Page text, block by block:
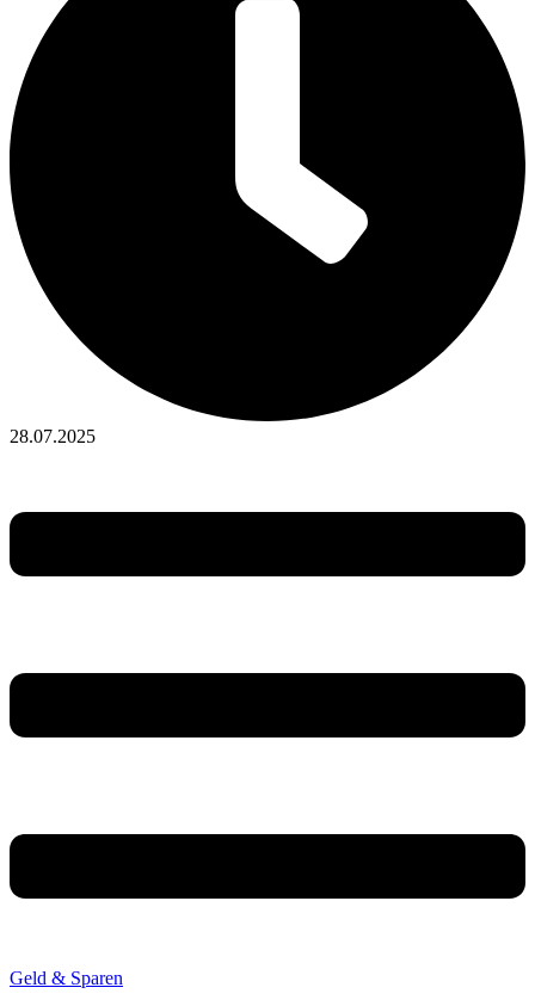
28.07.2025
Geld & Sparen